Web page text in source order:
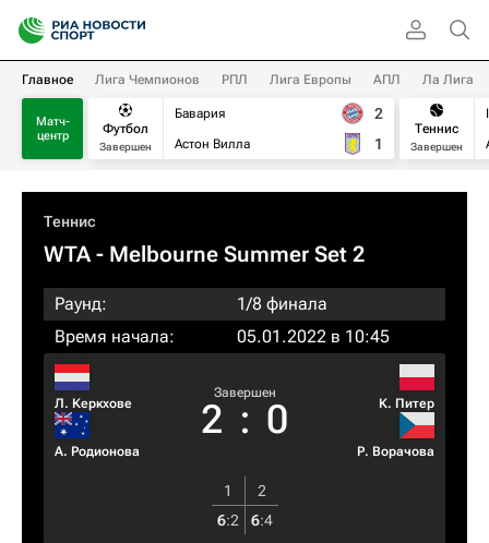
Главное Лига Чемпионов РПЛ Лига Европы АПЛ Ла Лига
Матч-
центр
Футбол
Завершен
Бавария
Астон Вилла
2
1
Теннис
Завершен
Теннис
WTA- Melbourne Summer Set 2
Раунд:
1/8 финала
Время начала:
05.01.2022 в 10:45
Л. Керкхове
А. Родионова
Завершен
2 : 0 К. Питер
Р. Ворачова
1
2
6:2 6:4